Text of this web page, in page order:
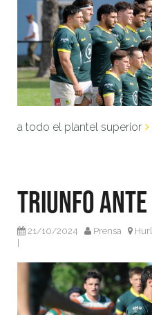
a todo el plantel superior
Triunfo
21/10/2024 Prensa